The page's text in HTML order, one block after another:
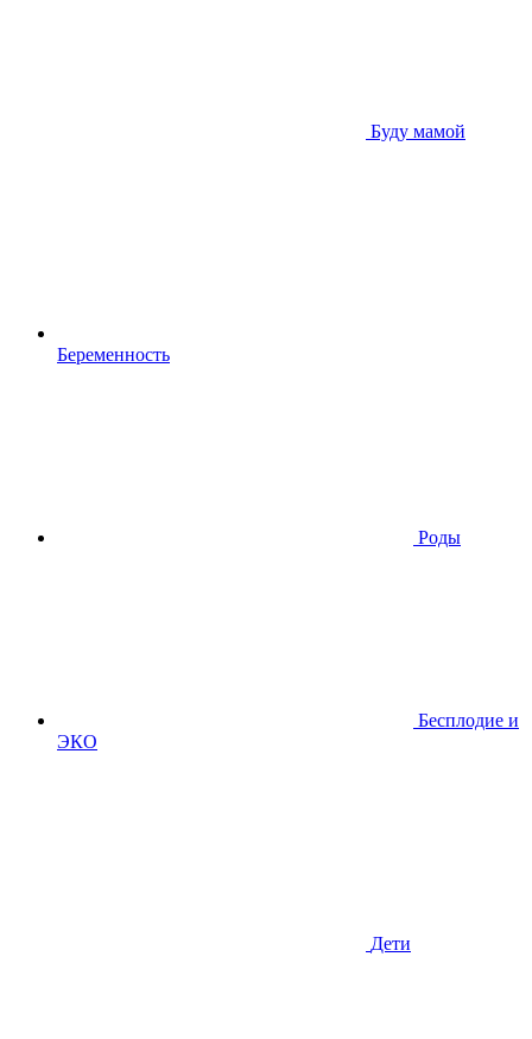
Буду мамой
Беременность
Роды
Бесплодие и
ЭКО
Дети